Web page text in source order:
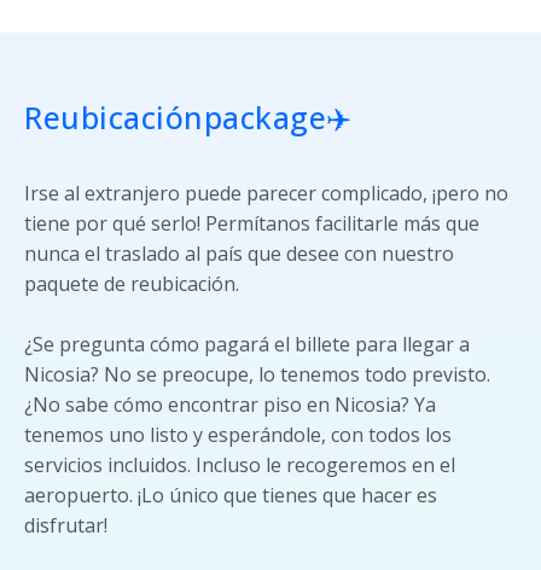
Reubicaciónpackage✈️
Irse al extranjero puede parecer complicado, ¡pero no
tiene por qué serlo! Permítanos facilitarle más que
nunca el traslado al país que desee con nuestro
paquete de reubicación.
¿Se pregunta cómo pagará el billete para llegar a
Nicosia? No se preocupe, lo tenemos todo previsto.
¿No sabe cómo encontrar piso en Nicosia? Ya
tenemos uno listo y esperándole, con todos los
servicios incluidos. Incluso le recogeremos en el
aeropuerto. ¡Lo único que tienes que hacer es
disfrutar!